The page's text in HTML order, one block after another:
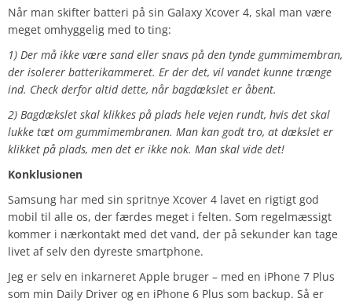
Når man skifter batteri på sin Galaxy Xcover 4, skal man være
meget omhyggelig med to ting:
1) Der må ikke være sand eller snavs på den tynde gummimembran,
der isolerer batterikammeret. Er der det, vil vandet kunne trænge
ind. Check derfor altid dette, når bagdækslet er åbent.
2) Bagdækslet skal klikkes på plads hele vejen rundt, hvis det skal
lukke tæt om gummimembranen. Man kan godt tro, at dækslet er
klikket på plads, men det er ikke nok. Man skal vide det!
Konklusionen
Samsung har med sin spritnye Xcover 4 lavet en rigtigt god
mobil til alle os, der færdes meget i felten. Som regelmæssigt
kommer i nærkontakt med det vand, der på sekunder kan tage
livet af selv den dyreste smartphone.
Jeg er selv en inkarneret Apple bruger – med en iPhone 7 Plus
som min Daily Driver og en iPhone 6 Plus som backup. Så er